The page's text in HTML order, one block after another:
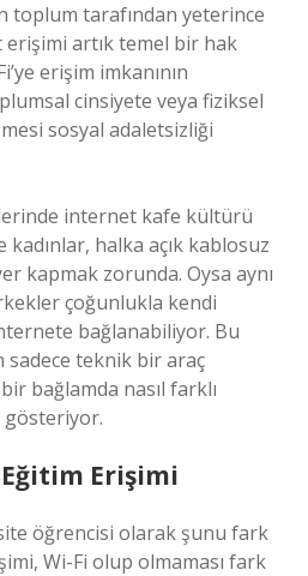
toplum tarafından yeterince
erişimi artık temel bir hak
erişim imkanının
cinsiyete veya fiziksel
sosyal adaletsizliği
internet kafe kültürü
kadınlar, halka açık kablosuz
kapmak zorunda. Oysa aynı
çoğunlukla kendi
bağlanabiliyor. Bu
sadece teknik bir araç
bağlamda nasıl farklı
gösteriyor.
Erişimi
öğrencisi olarak şunu fark
Wi-Fi olup olmaması fark